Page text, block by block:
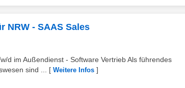
NRW - SAAS Sales
d im Außendienst - Software Vertrieb Als führendes
sind ...
[ Weitere Infos ]